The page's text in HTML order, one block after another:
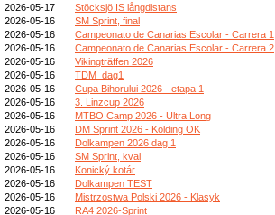
2026-05-17
Stöcksjö IS långdistans
2026-05-16
SM Sprint, final
2026-05-16
Campeonato de Canarias Escolar - Carrera 1
2026-05-16
Campeonato de Canarias Escolar - Carrera 2
2026-05-16
Vikingträffen 2026
2026-05-16
TDM_dag1
2026-05-16
Cupa Bihorului 2026 - etapa 1
2026-05-16
3. Linzcup 2026
2026-05-16
MTBO Camp 2026 - Ultra Long
2026-05-16
DM Sprint 2026 - Kolding OK
2026-05-16
Dolkampen 2026 dag 1
2026-05-16
SM Sprint, kval
2026-05-16
Konický kotár
2026-05-16
Dolkampen TEST
2026-05-16
Mistrzostwa Polski 2026 - Klasyk
2026-05-16
RA4 2026-Sprint